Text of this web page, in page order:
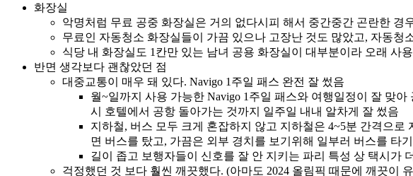
화장실
악명처럼 무료 공중 화장실은 거의 없다시피 해서 중간중간 곤란한 경
무료인 자동청소 화장실들이 가끔 있으나 고장난 것도 많았고, 자동
식당 내 화장실도 1칸만 있는 남녀 공용 화장실이 대부분이라 오래 사
반면 생각보다 괜찮았던 점
대중교통이 매우 돼 있다. Navigo 1주일 패스 완전 잘 썼음
월~일까지 사용 가능한 Navigo 1주일 패스와 여행일정이 잘 맞
시 호텔에서 공항 돌아가는 것까지 일주일 내내 알차게 잘 썼음
지하철, 버스 모두 크게 혼잡하지 않고 지하철은 4~5분 간격으
면 버스를 탔고, 가끔은 외부 경치를 보기위해 일부러 버스를 타
길이 좁고 보행자들이 신호를 잘 안 지키는 파리 특성 상 택시가
걱정했던 것 보다 훨씬 깨끗했다. (아마도 2024 올림픽 때문에 깨끗이